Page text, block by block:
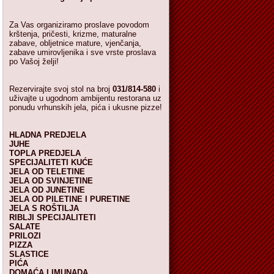
Za Vas organiziramo proslave povodom
krštenja, pričesti, krizme, maturalne
zabave, obljetnice mature, vjenčanja,
zabave umirovljenika i sve vrste proslava
po Vašoj želji!
Rezervirajte svoj stol na broj 031/814-580 i
uživajte u ugodnom ambijentu restorana uz
ponudu vrhunskih jela, pića i ukusne pizze!
HLADNA PREDJELA
JUHE
TOPLA PREDJELA
SPECIJALITETI KUĆE
JELA OD TELETINE
JELA OD SVINJETINE
JELA OD JUNETINE
JELA OD PILETINE I PURETINE
JELA S ROŠTILJA
RIBLJI SPECIJALITETI
SALATE
PRILOZI
PIZZA
SLASTICE
PIĆA